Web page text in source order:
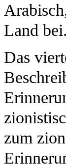
Land
Das
zum